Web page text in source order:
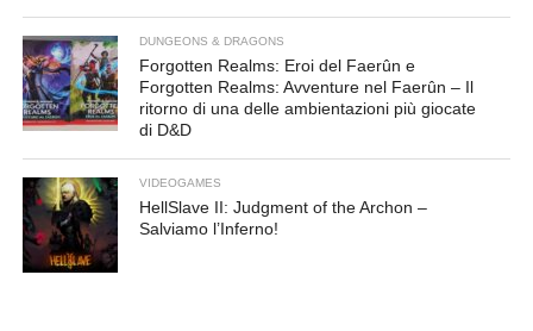
DUNGEONS & DRAGONS
Forgotten Realms: Eroi del Faerûn e
Forgotten Realms: Avventure nel Faerûn – Il
ritorno di una delle ambientazioni più giocate
di D&D
VIDEOGAMES
HellSlave II: Judgment of the Archon –
Salviamo l’Inferno!